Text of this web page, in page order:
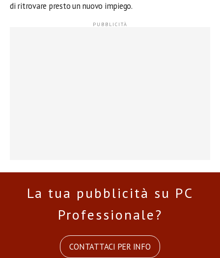
di ritrovare presto un nuovo impiego.
La tua pubblicità su PC
Professionale?
CONTATTACI PER INFO